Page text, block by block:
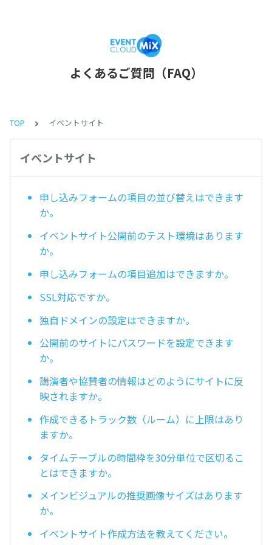
よくあるご質問（FAQ）
TOP イベントサイト
イベントサイト
申し込みフォームの項目の並び替えはできます
か。
イベントサイト公開前のテスト環境はあります
か。
申し込みフォームの項目追加はできますか。
SSL対応ですか。
独自ドメインの設定はできますか。
公開前のサイトにパスワードを設定できます
か。
講演者や協賛者の情報はどのようにサイトに反
映されますか。
作成できるトラック数（ルーム）に上限はあり
ますか。
タイムテーブルの時間枠を30分単位で区切るこ
とはできますか。
メインビジュアルの推奨画像サイズはあります
か。
イベントサイト作成方法を教えてください。